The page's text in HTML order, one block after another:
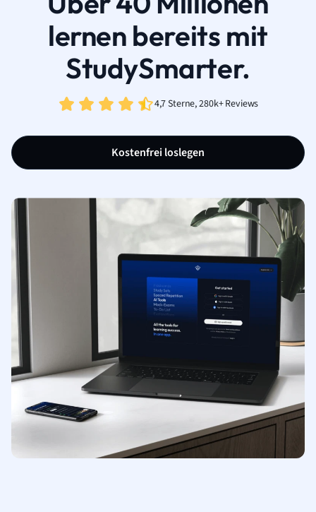
lernen bereits mit
StudySmarter.
4,7 Sterne, 280k+ Reviews
Kostenfrei loslegen